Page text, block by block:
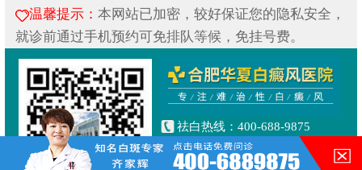
温馨提示： 本网站已加密，较好保证您的隐私安全，
就诊前通过手机预约可免排队等候，免挂号费。
祛白热线：400-688-9875
健康专线：130-0306-3616
合肥市铜陵路与合裕路交叉口